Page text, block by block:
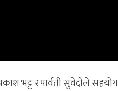
भट्ट र पार्वती सुवेदीले सहयोग